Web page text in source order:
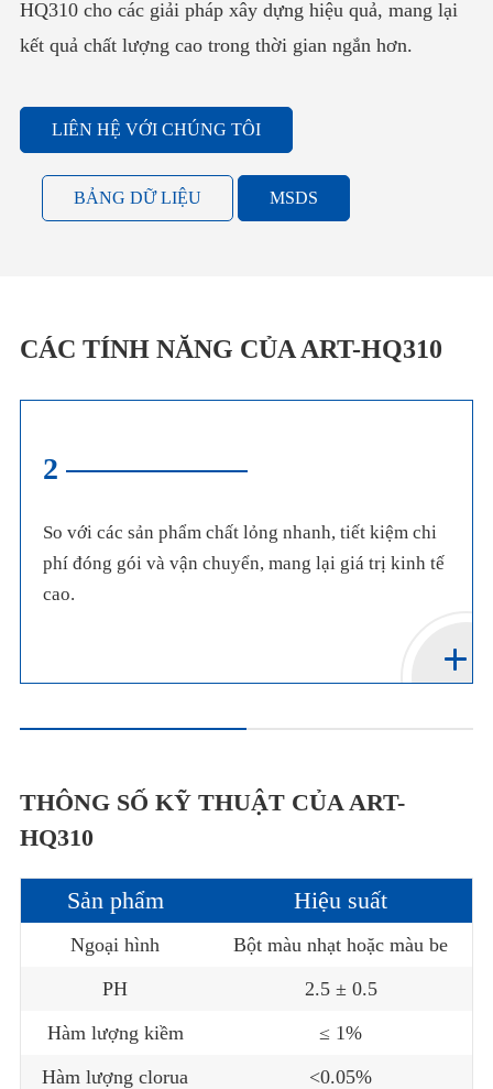
HQ310 cho các giải pháp xây dựng hiệu quả, mang lại
kết quả chất lượng cao trong thời gian ngắn hơn.
LIÊN HỆ VỚI CHÚNG TÔI
BẢNG DỮ LIỆU MSDS
CÁC TÍNH NĂNG CỦA ART-HQ310
2
So với các sản phẩm chất lỏng nhanh, tiết kiệm chi
phí đóng gói và vận chuyển, mang lại giá trị kinh tế
cao.
THÔNG SỐ KỸ THUẬT CỦA ART-
HQ310
Sản phẩm Hiệu suất
Ngoại hình
Bột màu nhạt hoặc màu be
PH
2.5 ± 0.5
Hàm lượng kiềm
≤ 1%
Hàm lượng clorua
<0.05%